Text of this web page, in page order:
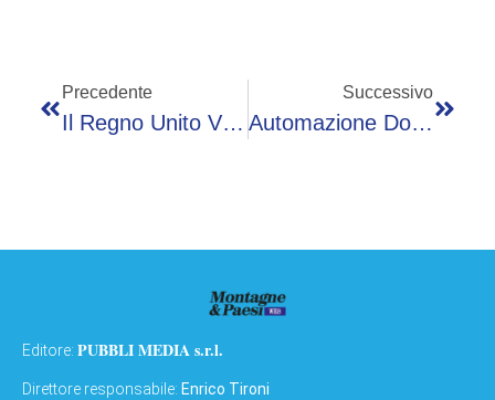
Precedente
Il Regno Unito Vieta I Social Agli Under 16
Successivo
Automazione Domestica E Pulizia Adattiva: L’evoluzione Della Cura Dei Pavimenti Nel Modern Living
Editore: PUBBLI MEDIA s.r.l.
Direttore responsabile: Enrico Tironi